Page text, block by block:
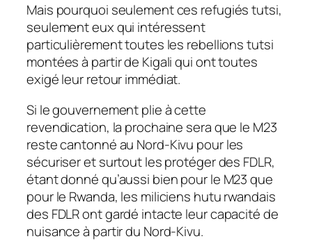
Mais pourquoi seulement ces refugiés tutsi,
seulement eux qui intéressent
particulièrement toutes les rebellions tutsi
montées à partir de Kigali qui ont toutes
exigé leur retour immédiat.
Si le gouvernement plie à cette
revendication, la prochaine sera que le M23
reste cantonné au Nord-Kivu pour les
sécuriser et surtout les protéger des FDLR,
étant donné qu’aussi bien pour le M23 que
pour le Rwanda, les miliciens hutu rwandais
des FDLR ont gardé intacte leur capacité de
nuisance à partir du Nord-Kivu.